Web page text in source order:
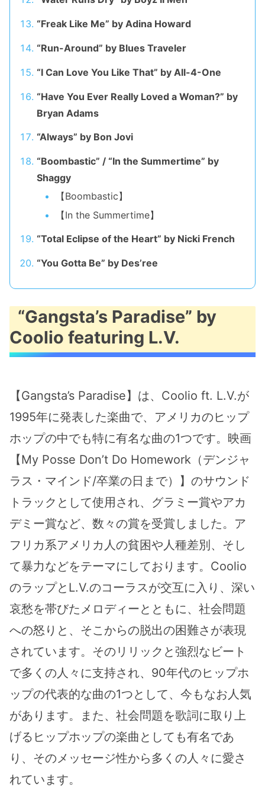
“Freak Like Me” by Adina Howard
“Run-Around” by Blues Traveler
“I Can Love You Like That” by All-4-One
“Have You Ever Really Loved a Woman?” by
Bryan Adams
“Always” by Bon Jovi
“Boombastic” / “In the Summertime” by
Shaggy
【Boombastic】
【In the Summertime】
“Total Eclipse of the Heart” by Nicki French
“You Gotta Be” by Des’ree
“Gangsta’s Paradise” by
Coolio featuring L.V.
【Gangsta’s Paradise】は、Coolio ft. L.V.が
1995年に発表した楽曲で、アメリカのヒップ
ホップの中でも特に有名な曲の1つです。映画
【My Posse Don’t Do Homework（デンジャ
ラス・マインド/卒業の日まで）】のサウンド
トラックとして使用され、グラミー賞やアカ
デミー賞など、数々の賞を受賞しました。ア
フリカ系アメリカ人の貧困や人種差別、そし
て暴力などをテーマにしております。Coolio
のラップとL.V.のコーラスが交互に入り、深い
哀愁を帯びたメロディーとともに、社会問題
への怒りと、そこからの脱出の困難さが表現
されています。そのリリックと強烈なビート
で多くの人々に支持され、90年代のヒップホ
ップの代表的な曲の1つとして、今もなお人気
があります。また、社会問題を歌詞に取り上
げるヒップホップの楽曲としても有名であ
り、そのメッセージ性から多くの人々に愛さ
れています。